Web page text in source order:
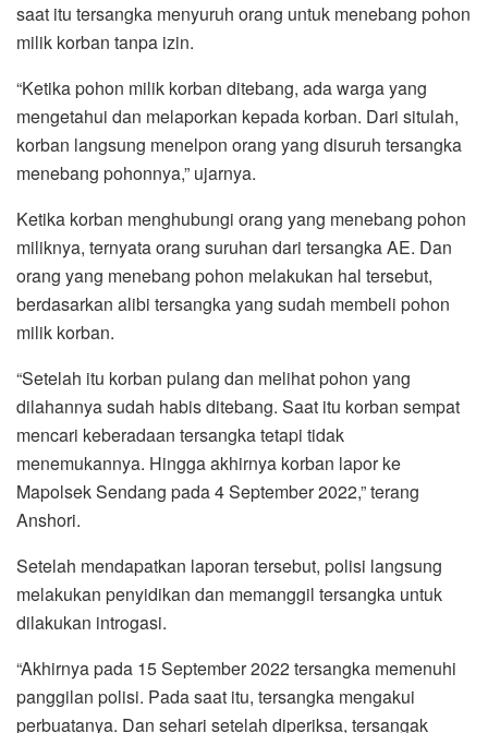
saat itu tersangka menyuruh orang untuk menebang pohon
milik korban tanpa izin.
“Ketika pohon milik korban ditebang, ada warga yang
mengetahui dan melaporkan kepada korban. Dari situlah,
korban langsung menelpon orang yang disuruh tersangka
menebang pohonnya,” ujarnya.
Ketika korban menghubungi orang yang menebang pohon
miliknya, ternyata orang suruhan dari tersangka AE. Dan
orang yang menebang pohon melakukan hal tersebut,
berdasarkan alibi tersangka yang sudah membeli pohon
milik korban.
“Setelah itu korban pulang dan melihat pohon yang
dilahannya sudah habis ditebang. Saat itu korban sempat
mencari keberadaan tersangka tetapi tidak
menemukannya. Hingga akhirnya korban lapor ke
Mapolsek Sendang pada 4 September 2022,” terang
Anshori.
Setelah mendapatkan laporan tersebut, polisi langsung
melakukan penyidikan dan memanggil tersangka untuk
dilakukan introgasi.
“Akhirnya pada 15 September 2022 tersangka memenuhi
panggilan polisi. Pada saat itu, tersangka mengakui
perbuatanya. Dan sehari setelah diperiksa, tersangak